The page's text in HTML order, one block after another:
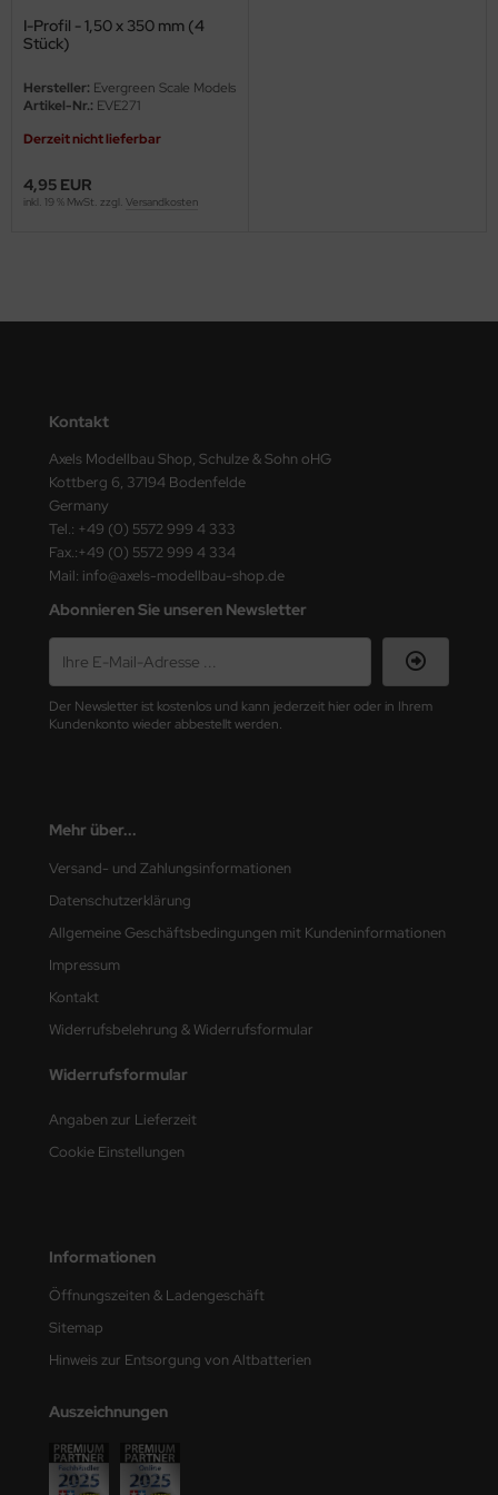
I-Profil - 1,50 x 350 mm (4
Stück)
Hersteller: Evergreen Scale Models
Artikel-Nr.: EVE271
Derzeit nicht lieferbar
4,95 EUR
inkl. 19 % MwSt. zzgl. Versandkosten
Kontakt
Axels Modellbau Shop, Schulze & Sohn oHG
Kottberg 6, 37194 Bodenfelde
Germany
Tel.: +49 (0) 5572 999 4 333
Fax.:+49 (0) 5572 999 4 334
Mail: info@axels-modellbau-shop.de
Abonnieren Sie unseren Newsletter
Der Newsletter ist kostenlos und kann jederzeit hier oder in Ihrem
Kundenkonto wieder abbestellt werden.
Mehr über...
Versand- und Zahlungsinformationen
Datenschutzerklärung
Allgemeine Geschäftsbedingungen mit Kundeninformationen
Impressum
Kontakt
Widerrufsbelehrung & Widerrufsformular
Widerrufsformular
Angaben zur Lieferzeit
Cookie Einstellungen
Informationen
Öffnungszeiten & Ladengeschäft
Sitemap
Hinweis zur Entsorgung von Altbatterien
Auszeichnungen
Model
Collections
Factory
Box LTD
Tools
Model
Models
Hobby / Gunze Sangyo
Beemax
Hobby
Hobbies
Model